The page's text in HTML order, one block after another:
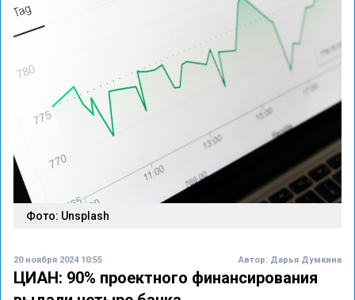
Фото: Unsplash
20 ноября 2024 10:55 Автор: Дарья Думкина
ЦИАН: 90% проектного финансирования